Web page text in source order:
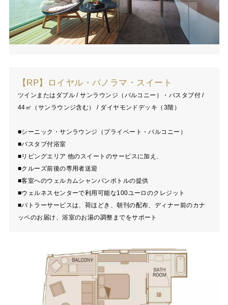
【RP】ロイヤル・パノラマ・スイート
ツインまたはダブル / サンラウンジ（バルコニー）・バスタブ付 /
44㎡（サンラウンジ含む） / ダイヤモンドデッキ（3階）
■シーニック・サンラウンジ（プライベート・バルコニー）
■バスタブ付浴室
■リビングエリア 他のスイートのサービスに加え、
■クルーズ前後の専用者送迎
■客室へのウェルカムシャンパンボトルの提供
■ウェルネスセンターで利用可能な100ユーロのクレジット
■バトラーサービスは、荷ほどき、朝刊の配布、ディナー前のカナ
ッペのお届け、浴室のお湯の調整までをサポート